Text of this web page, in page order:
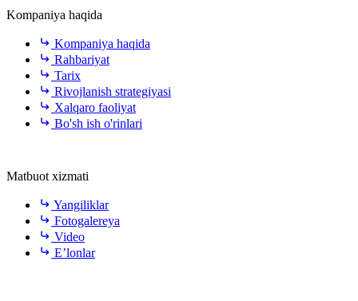
Kompaniya haqida
Kompaniya haqida
Rahbariyat
Tarix
Rivojlanish strategiyasi
Xalqaro faoliyat
Bo'sh ish o'rinlari
Matbuot xizmati
Yangiliklar
Fotogalereya
Video
E’lonlar